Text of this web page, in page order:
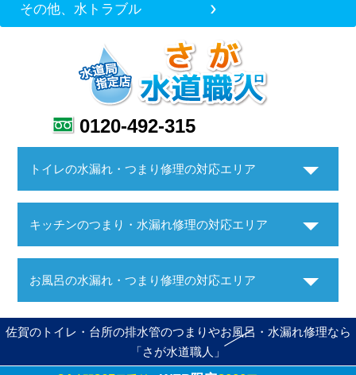
その他、水トラブル
0120-492-315
トイレの水漏れ・つまり修理の対応エリア
キッチンのつまり・水漏れ修理の対応エリア
お風呂の水漏れ・つまり修理の対応エリア
佐賀のトイレ・台所の排水管のつまりやお風呂・水漏れ修理なら
「さが水道職人」